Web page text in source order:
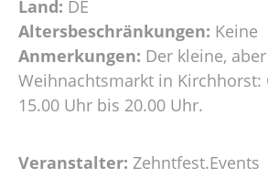
Land: DE
Altersbeschränkungen: Keine
Anmerkungen: Der kleine,
Weihnachtsmarkt in Kirchhorst:
15.00 Uhr bis 20.00 Uhr.
Veranstalter: Zehntfest.Events